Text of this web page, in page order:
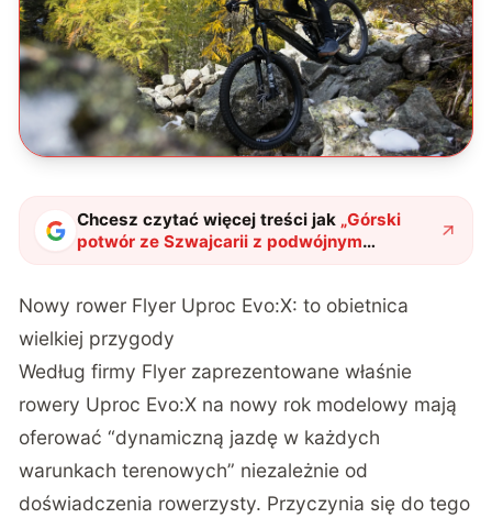
Chcesz czytać więcej treści jak „Górski
potwór ze Szwajcarii z podwójnym
zasilaniem"?
Nowy rower Flyer Uproc Evo:X: to obietnica
wielkiej przygody
Według firmy Flyer zaprezentowane właśnie
rowery Uproc Evo:X na nowy rok modelowy mają
oferować “dynamiczną jazdę w każdych
warunkach terenowych” niezależnie od
doświadczenia rowerzysty. Przyczynia się do tego